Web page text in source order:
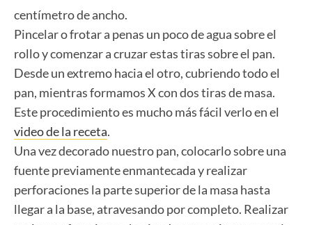
centímetro de ancho.
Pincelar o frotar a penas un poco de agua sobre el
rollo y comenzar a cruzar estas tiras sobre el pan.
Desde un extremo hacia el otro, cubriendo todo el
pan, mientras formamos X con dos tiras de masa.
Este procedimiento es mucho más fácil verlo en el
video de la receta.
Una vez decorado nuestro pan, colocarlo sobre una
fuente previamente enmantecada y realizar
perforaciones la parte superior de la masa hasta
llegar a la base, atravesando por completo. Realizar